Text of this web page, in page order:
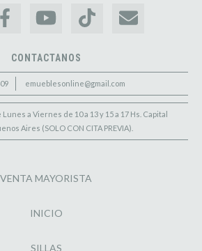
CONTACTANOS
emueblesonline@gmail.com
a Viernes de 10 a 13 y 15 a 17 Hs. Capital
Aires (SOLO CON CITA PREVIA).
VENTA MAYORISTA
INICIO
SILLAS